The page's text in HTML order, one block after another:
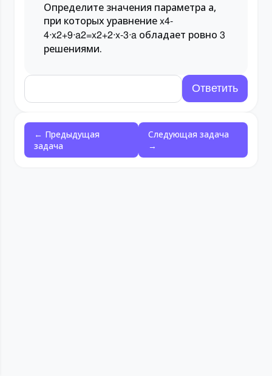
Определите значения параметра a,
при которых уравнениеx4-
4⋅x2+9⋅a2=x2+2⋅x-3⋅a обладает ровно 3
решениями.
← Предыдущая
задача
Следующая задача
→